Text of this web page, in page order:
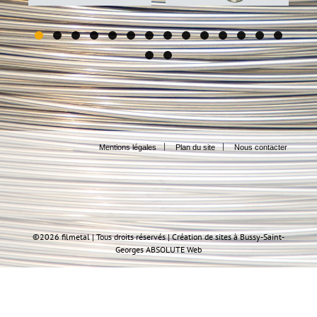
Fil aluminium de
décoration
Fil brochage
Mentions légales Plan du site Nous contacter
©2026 filmetal | Tous droits réservés |Création de sites à Bussy-Saint-
GeorgesABSOLUTE Web